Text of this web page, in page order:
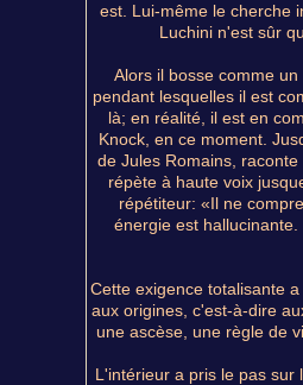
est. Lui-même le cherche
Luchini n'est sûr
Alors il bosse comme
pendant lesquelles il est
là; en réalité, il est en
Knock, en ce moment.
de Jules Romains,
répète à haute voix
répétiteur: «Il ne
énergie est
Cette exigence totalisante
aux origines, c'est-à-dire
une ascèse, une règle de
L'intérieur a pris le pas sur